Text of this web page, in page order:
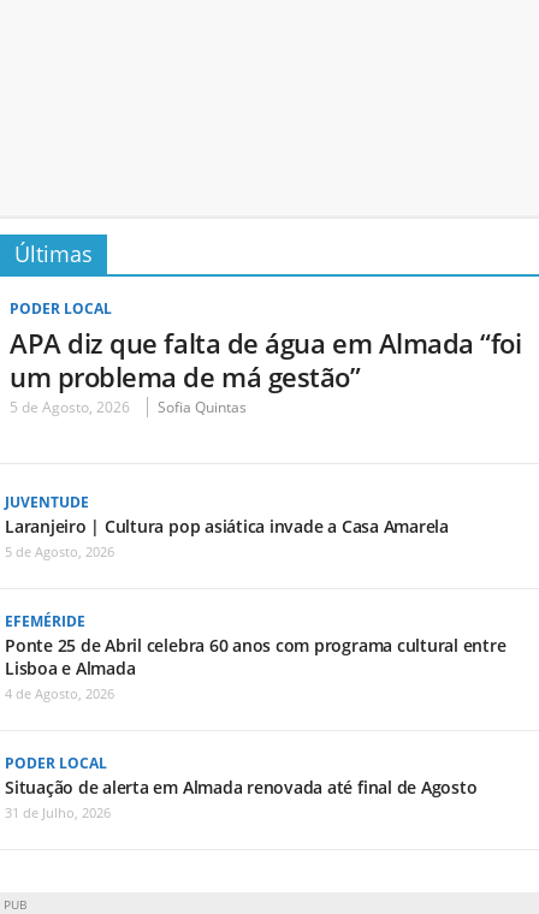
Últimas
PODER LOCAL
APA diz que falta de água em Almada “foi
um problema de má gestão”
5 de Agosto, 2026 Sofia Quintas
JUVENTUDE
Laranjeiro | Cultura pop asiática invade a Casa Amarela
5 de Agosto, 2026
EFEMÉRIDE
Ponte 25 de Abril celebra 60 anos com programa cultural entre
Lisboa e Almada
4 de Agosto, 2026
PODER LOCAL
Situação de alerta em Almada renovada até final de Agosto
31 de Julho, 2026
PUB